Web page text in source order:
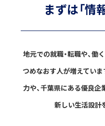
まずは「情
地元での就職・転職や、働
つめなおす人が増えていま
力や、千葉県にある優良企
新しい生活設計